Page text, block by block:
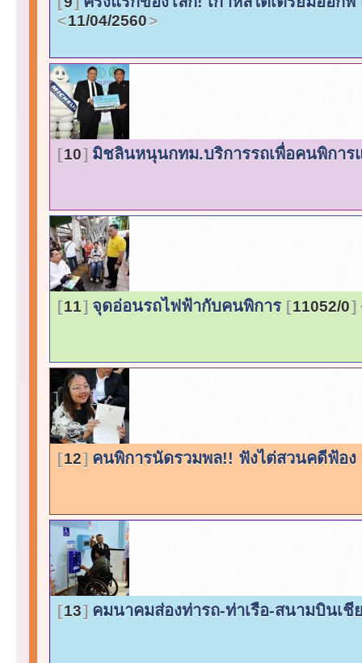
11/04/2560
10 มิชลินหนุนกทม.บริการรถเพื่อคนพิการ
11 จุดอ่อนรถไฟฟ้ากับคนพิการ 11052/0
12 คนพิการนัดรวมพล!! ฟังไต่สวนคดีฟ้อ
13 คมนาคมส่องท่ารถ-ท่าเรือ-สนามบินเชี